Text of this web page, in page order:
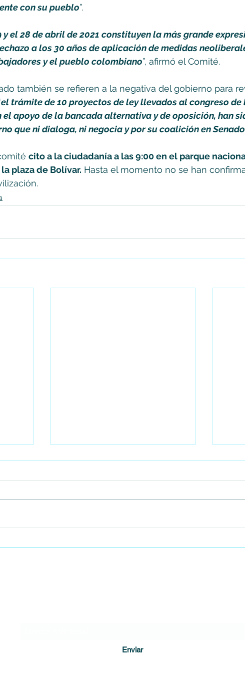
con su pueblo”.
y el 28 de abril de 2021 constituyen la más grande
a los 30 años de aplicación de medidas
y el pueblo colombiano”, afirmó el Comité.
también se refieren a la negativa del gobierno para
el trámite de 10 proyectos de ley llevados al congreso
el apoyo de la bancada alternativa y de oposición, han
que ni dialoga, ni negocia y por su coalición en
cito a la ciudadanía a las 9:00 en el parque
plaza de Bolívar. Hasta el momento no se han
Procuraduría pide revocar
Enviar